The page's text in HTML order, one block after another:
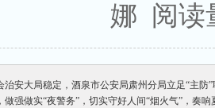
娜 阅读
治安大局稳定，酒泉市公安局肃州分局立足“主
强做实“夜警务”，切实守好人间“烟火气”，奏响